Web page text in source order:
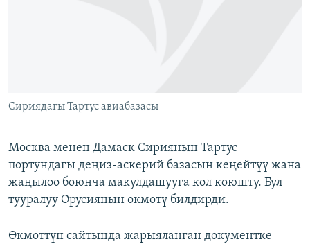
Сириядагы Тартус авиабазасы
Москва менен Дамаск Сириянын Тартус
портундагы деңиз-аскерий базасын кеңейтүү жана
жаңылоо боюнча макулдашууга кол коюшту. Бул
тууралуу Орусиянын өкмөтү билдирди.
Өкмөттүн сайтында жарыяланган документке